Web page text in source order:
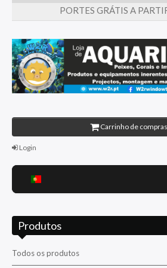
PORTES GRÁTIS A
Carrinho de
Login
Sobre nós
Promoções
Produtos
Todos os produtos